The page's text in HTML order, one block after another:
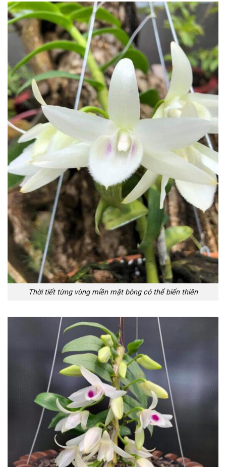
Thời tiết từng vùng miền mặt bông có thể biến thiên